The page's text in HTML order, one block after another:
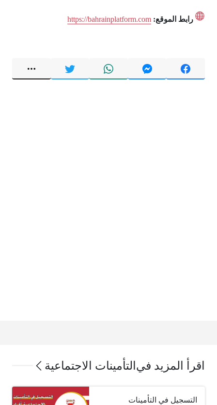
رابط الموقع: https://bahrainplatform.com
اقرأ المزيد في التأمينات الاجتماعية
التسجيل في التأمينات